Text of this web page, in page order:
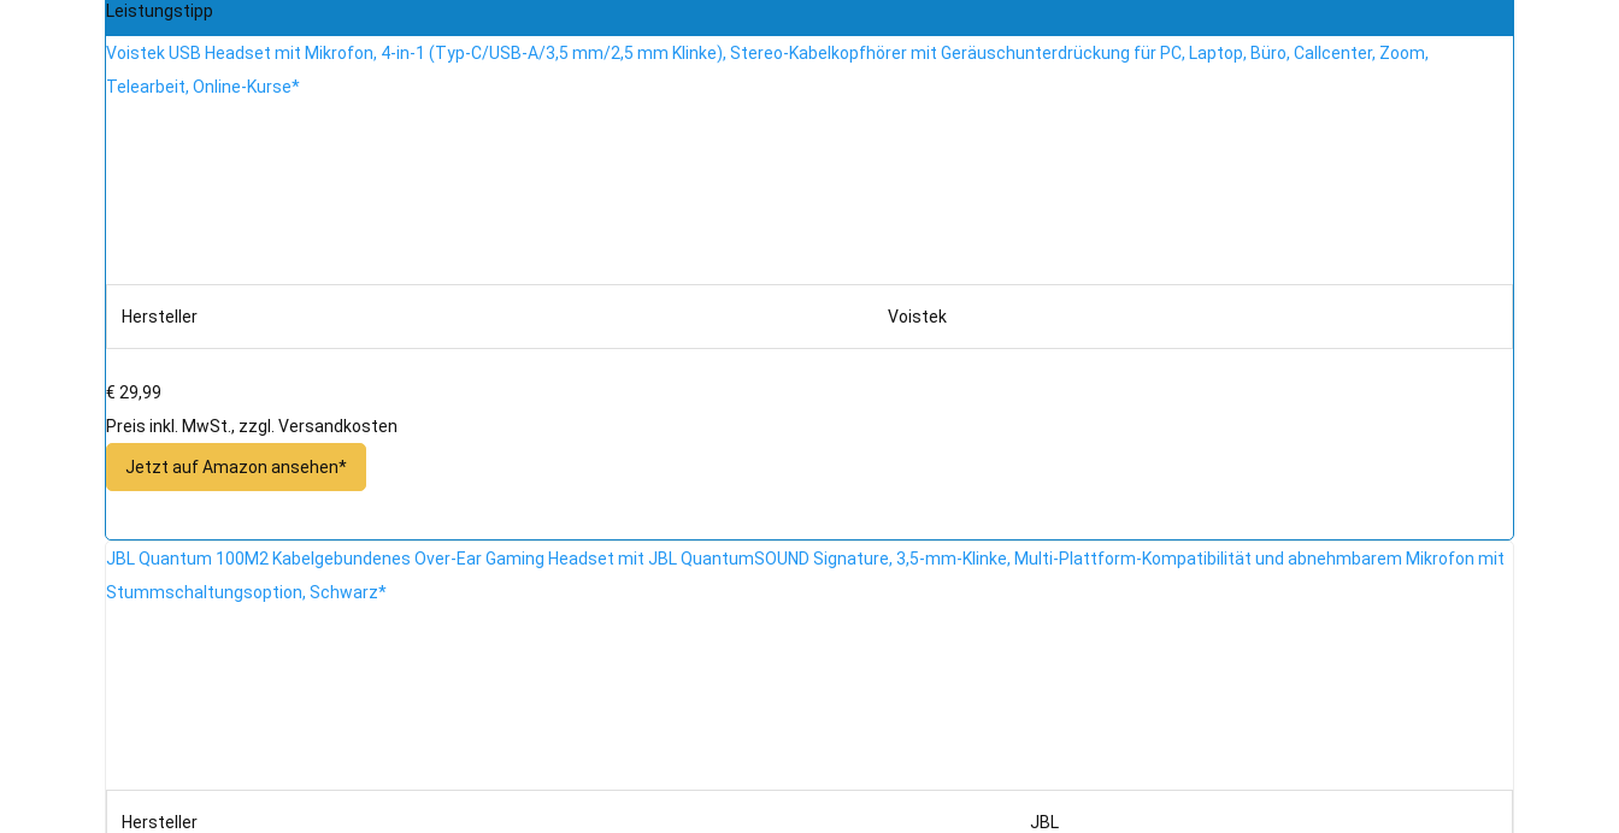
Leistungstipp
Voistek USB Headset mit Mikrofon, 4-in-1 (Typ-C/USB-A/3,5 mm/2,5 mm Klinke), Stereo-Kabelkopfhörer mit Geräuschunterdrückung für PC, Laptop, Büro, Callcenter, Zoom,
Telearbeit, Online-Kurse*
Hersteller Voistek
€ 29,99
Preis inkl. MwSt., zzgl. Versandkosten
Jetzt auf Amazon ansehen*
JBL Quantum 100M2 Kabelgebundenes Over-Ear Gaming Headset mit JBL QuantumSOUND Signature, 3,5-mm-Klinke, Multi-Plattform-Kompatibilität und abnehmbarem Mikrofon mit
Stummschaltungsoption, Schwarz*
Hersteller JBL